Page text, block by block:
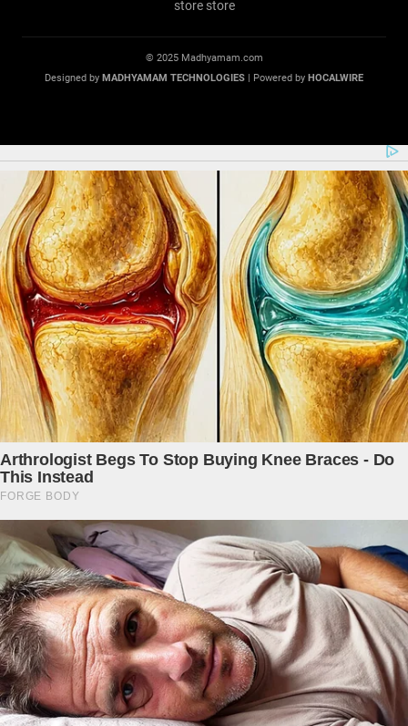
© 2025 Madhyamam.com
Designed by MADHYAMAM TECHNOLOGIES | Powered by HOCALWIRE